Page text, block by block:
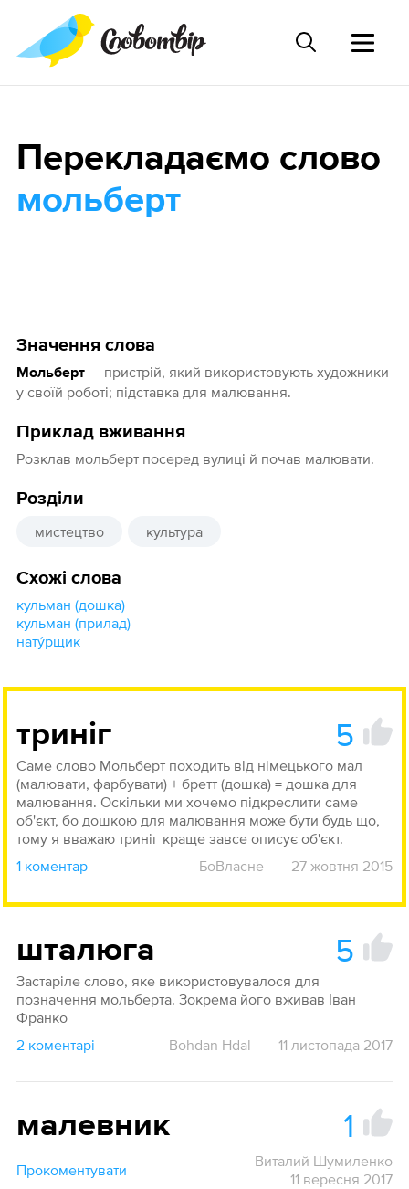
Значення слова
Мольберт— пристрій, який використовують художники
у своїй роботі; підставка для малювання.
Приклад вживання
Розклав мольберт посеред вулиці й почав малювати.
Розділи
мистецтво культура
Схожі слова
кульман (дошка)
кульман (прилад)
нату́рщик
Перекладаємо слово
мольберт
триніг 5
Саме слово Мольберт походить від німецького мал
(малювати, фарбувати) + бретт (дошка) = дошка для
малювання. Оскільки ми хочемо підкреслити саме
об'єкт, бо дошкою для малювання може бути будь що,
тому я вважаю триніг краще завсе описує об'єкт.
1 коментар
БоВласне 27 жовтня 2015
шталюга 5
Застаріле слово, яке використовувалося для
позначення мольберта. Зокрема його вживав Іван
Франко
2 коментарі
Bohdan Hdal 11 листопада 2017
малевник 1
Прокоментувати
Виталий Шумиленко
11 вересня 2017